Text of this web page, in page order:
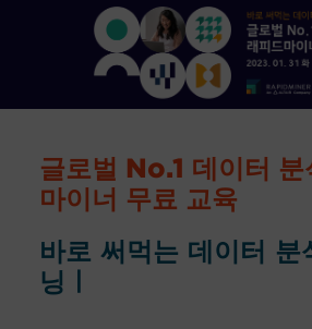
글로벌 No.1 데이터 분
마이너 무료 교육
바로 써먹는 데이터 분
닝ㅣ